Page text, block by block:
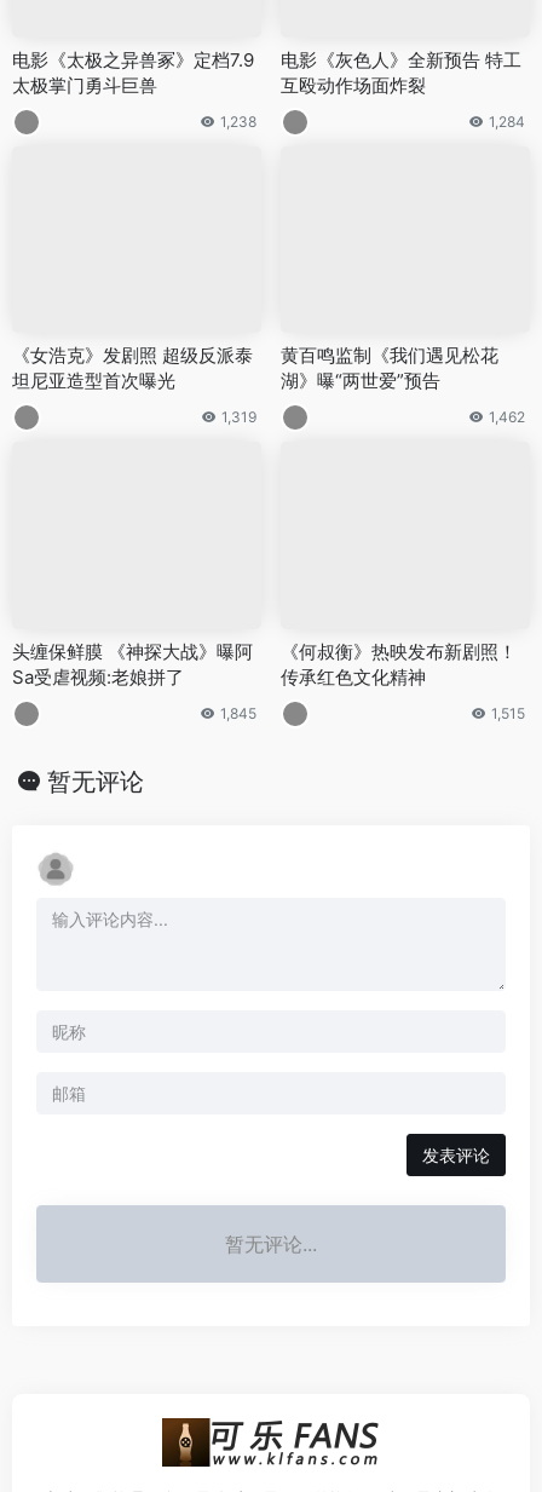
电影《太极之异兽冢》定档7.9
太极掌门勇斗巨兽
1,238
电影《灰色人》全新预告 特工
互殴动作场面炸裂
1,284
《女浩克》发剧照 超级反派泰
坦尼亚造型首次曝光
1,319
黄百鸣监制《我们遇见松花
湖》曝“两世爱”预告
1,462
头缠保鲜膜 《神探大战》曝阿
Sa受虐视频:老娘拼了
1,845
《何叔衡》热映发布新剧照！
传承红色文化精神
1,515
暂无评论
发表评论
暂无评论...